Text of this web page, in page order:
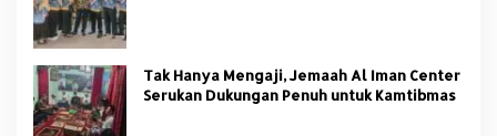
Tak Hanya Mengaji, Jemaah Al Iman Center
Serukan Dukungan Penuh untuk Kamtibmas